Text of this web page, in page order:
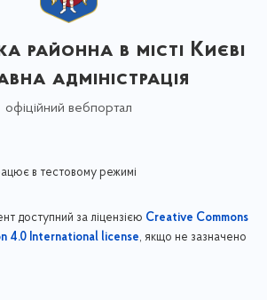
районна в місті Києві
адміністрація
офіційний вебпортал
в тестовому режимі
доступний за ліцензією Creative Commons
4.0 International license, якщо не зазначено